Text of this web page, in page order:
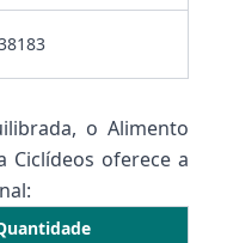
o Alimento
Ciclídeos oferece a